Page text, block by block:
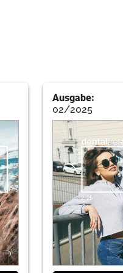
Ausgabe:
02/2025